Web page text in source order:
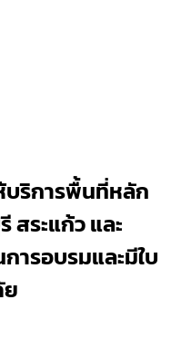
ห้บริการพื้นที่หลัก
สระแก้ว และ
ารอบรมและมีใบ